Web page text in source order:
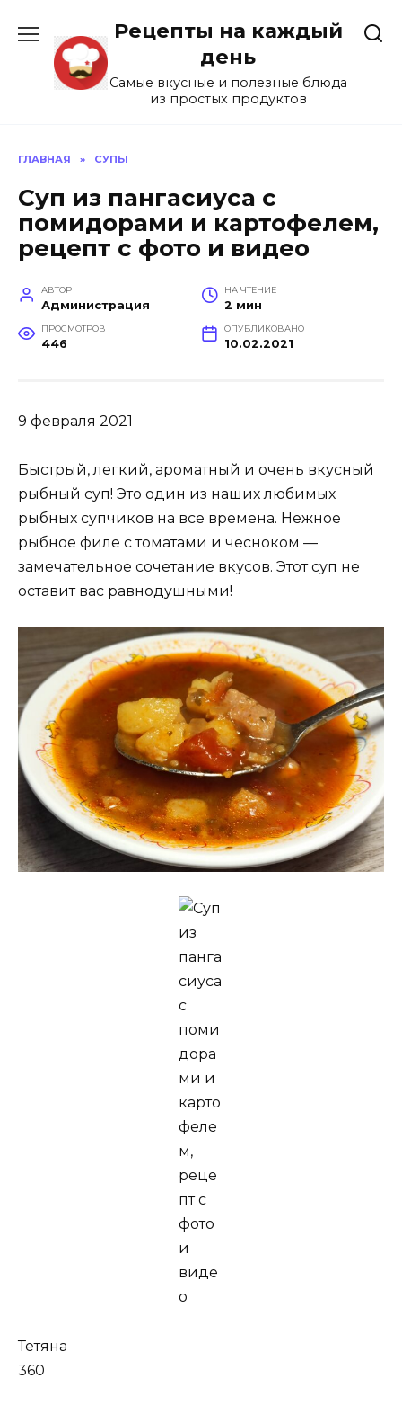
содержанию
Рецепты на каждый
день
Самые вкусные и полезные блюда
из простых продуктов
ГЛАВНАЯ » СУПЫ
Суп из пангасиуса с
помидорами и картофелем,
рецепт с фото и видео
АВТОР
Администрация
НА ЧТЕНИЕ
2 мин
ПРОСМОТРОВ
446
ОПУБЛИКОВАНО
10.02.2021
9 февраля 2021
Быстрый, легкий, ароматный и очень вкусный
рыбный суп! Это один из наших любимых
рыбных супчиков на все времена. Нежное
рыбное филе с томатами и чесноком —
замечательное сочетание вкусов. Этот суп не
оставит вас равнодушными!
Тетяна
360